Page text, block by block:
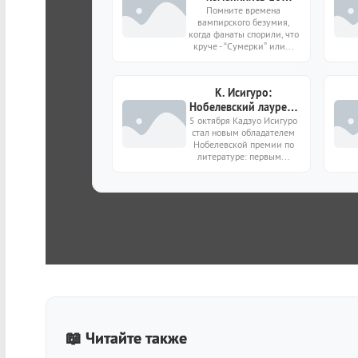
актеров, игравших
культовых
“кровососов”?
Помните времена
вампирского безумия,
когда фанаты спорили, что
круче - “Сумерки” или...
К. Исигуро:
Нобелевский лауреат
в 5 фактах и 3 книгах
5 октября Кадзуо Исигуро
стал новым обладателем
Нобелевской премии по
литературе: первым...
📖 Читайте также